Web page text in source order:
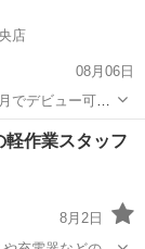
店
08月06日
でデビュー可能
内容> <仕事内容
<施術内訳> ・
軽作業スタッフ
8月2日